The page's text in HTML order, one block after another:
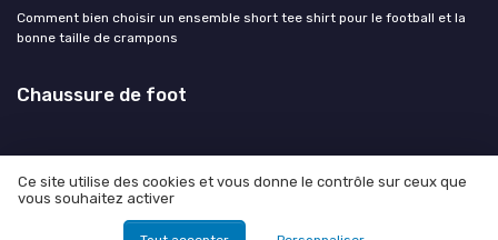
Comment bien choisir un ensemble short tee shirt pour le football et la
bonne taille de crampons
Chaussure de foot
Mentions légales
© Chaussure de foot 2026
Ce site utilise des cookies et vous donne le contrôle sur ceux que
vous souhaitez activer